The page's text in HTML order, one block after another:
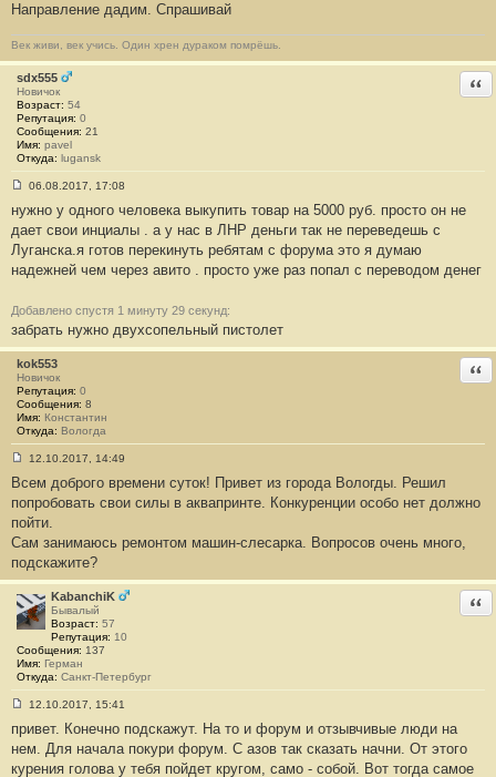
о
б
щ
е
н
и
е
#
1
3
1
Направление дадим. Спрашивай
Век живи, век учись. Один хрен дураком помрёшь.
sdx555
Новичок
Возраст: 54
Репутация: 0
Сообщения: 21
Имя: pavel
Откуда: lugansk
о
б
щ
е
н
#
1
1
8
06.08.2017, 17:08
нужно у одного человека выкупить товар на 5000 руб. просто он не
дает свои инциалы . а у нас в ЛНР деньги так не переведешь с
Луганска.я готов перекинуть ребятам с форума это я думаю
надежней чем через авито . просто уже раз попал с переводом денег
Добавлено спустя 1 минуту 29 секунд:
забрать нужно двухсопельный пистолет
kok553
Новичок
Репутация: 0
Сообщения: 8
Имя: Константин
Откуда: Вологда
о
б
щ
н
и
е
#
1
3
1
12.10.2017, 14:49
Всем доброго времени суток! Привет из города Вологды. Решил
попробовать свои силы в аквапринте. Конкуренции особо нет должно
пойти.
Сам занимаюсь ремонтом машин-слесарка. Вопросов очень много,
подскажите?
KabanchiK
Бывалый
Возраст: 57
Репутация: 10
Сообщения: 137
Имя: Герман
Откуда: Санкт-Петербург
о
б
щ
12.10.2017, 15:41
привет. Конечно подскажут. На то и форум и отзывчивые люди на
нем. Для начала покури форум. С азов так сказать начни. От этого
курения голова у тебя пойдет кругом, само - собой. Вот тогда самое